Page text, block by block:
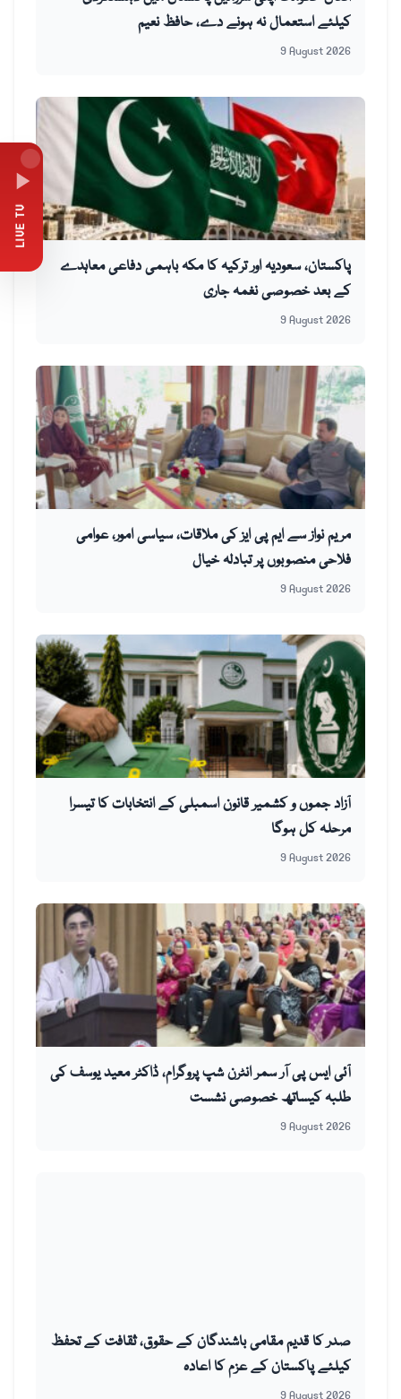
LIVE TV
کیلئے استعمال نہ ہونے دے، حافظ نعیم
9 August 2026
پاکستان، سعودیہ اور ترکیہ کا مکہ باہمی دفاعی معاہدے
کے بعد خصوصی نغمہ جاری
9 August 2026
مریم نواز سے ایم پی ایز کی ملاقات، سیاسی امور، عوامی
فلاحی منصوبوں پر تبادلہ خیال
9 August 2026
آزاد جموں و کشمیر قانون اسمبلی کے انتخابات کا تیسرا
مرحلہ کل ہوگا
9 August 2026
آئی ایس پی آر سمر انٹرن شپ پروگرام، ڈاکٹر معید یوسف کی
طلبہ کیساتھ خصوصی نشست
9 August 2026
صدر کا قدیم مقامی باشندگان کے حقوق، ثقافت کے تحفظ
کیلئے پاکستان کے عزم کا اعادہ